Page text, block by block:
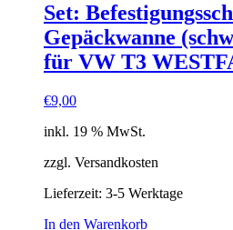
Set:
Gepäckwanne
für VW T3
€9,00
inkl. 19 % MwSt.
zzgl. Versandkosten
Lieferzeit: 3-5 Werktage
In den Warenkorb